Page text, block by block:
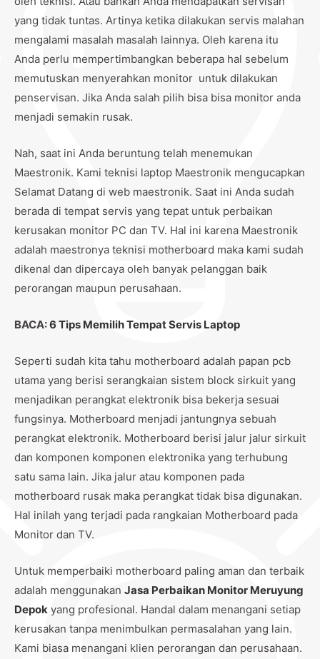
yang tidak tuntas. Artinya ketika dilakukan servis malahan
mengalami masalah masalah lainnya. Oleh karena itu
Anda perlu mempertimbangkan beberapa hal sebelum
memutuskan menyerahkan monitor untuk dilakukan
penservisan. Jika Anda salah pilih bisa bisa monitor anda
menjadi semakin rusak.
Nah, saat ini Anda beruntung telah menemukan
Maestronik. Kami teknisi laptop Maestronik mengucapkan
Selamat Datang di web maestronik. Saat ini Anda sudah
berada di tempat servis yang tepat untuk perbaikan
kerusakan monitor PC dan TV. Hal ini karena Maestronik
adalah maestronya teknisi motherboard maka kami sudah
dikenal dan dipercaya oleh banyak pelanggan baik
perorangan maupun perusahaan.
BACA:6 Tips Memilih Tempat Servis Laptop
Seperti sudah kita tahu motherboard adalah papan pcb
utama yang berisi serangkaian sistem block sirkuit yang
menjadikan perangkat elektronik bisa bekerja sesuai
fungsinya. Motherboard menjadi jantungnya sebuah
perangkat elektronik. Motherboard berisi jalur jalur sirkuit
dan komponen komponen elektronika yang terhubung
satu sama lain. Jika jalur atau komponen pada
motherboard rusak maka perangkat tidak bisa digunakan.
Hal inilah yang terjadi pada rangkaian Motherboard pada
Monitor dan TV.
Untuk memperbaiki motherboard paling aman dan terbaik
adalah menggunakan Jasa Perbaikan Monitor Meruyung
Depok yang profesional. Handal dalam menangani setiap
kerusakan tanpa menimbulkan permasalahan yang lain.
Kami biasa menangani klien perorangan dan perusahaan.